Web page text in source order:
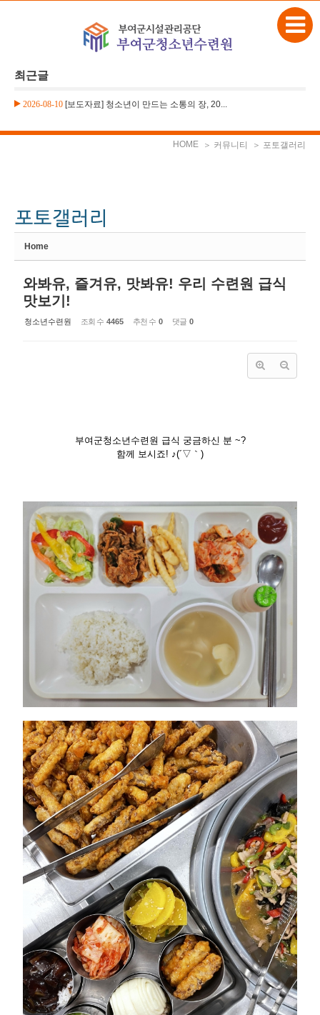
최근글
2026-08-10 [보도자료] 청소년이 만드는 소통의 장, 20...
HOME ＞ 커뮤니티 ＞ 포토갤러리
Home
와봐유, 즐겨유, 맛봐유! 우리 수련원 급식
맛보기!
청소년수련원 조회 수 4465 추천 수 0 댓글 0
부여군청소년수련원 급식 궁금하신 분 ~?
함께 보시죠! ♪(´▽｀)
Sketchbook5, 스케치북5
Sketchbook5, 스케치북5